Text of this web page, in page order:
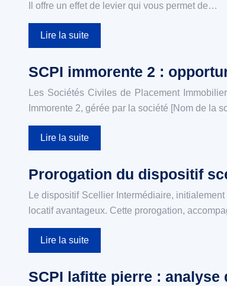
Il offre un effet de levier qui vous permet de…
Lire la suite
SCPI immorente 2 :
Les Sociétés Civiles de Placement
Immorente 2, gérée par la société [Nom de la
Lire la suite
Prorogation du dispositif
Le dispositif Scellier Intermédiaire,
locatif avantageux. Cette prorogation,
Lire la suite
SCPI lafitte pierre :